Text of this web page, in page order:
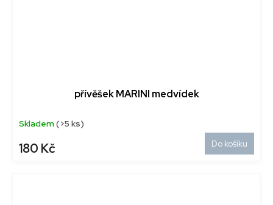
přívěšek MARINI medvídek
Skladem(>5 ks)
180 Kč Do košíku